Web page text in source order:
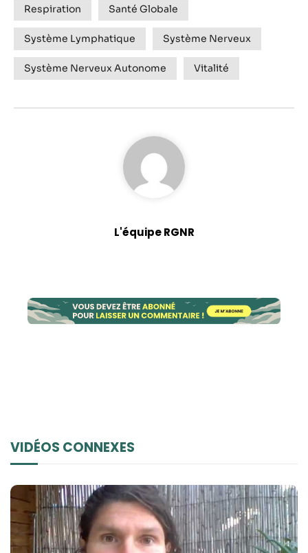
Respiration Santé Globale
Système Lymphatique Système Nerveux
Système Nerveux Autonome Vitalité
L'équipe RGNR
VIDÉOS CONNEXES